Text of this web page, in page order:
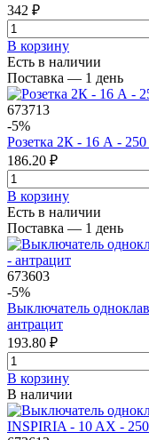
342 ₽
В корзинy
Есть в наличии
Поставка — 1 день
673713
-5%
Розетка 2К - 16 А -
186.20 ₽
В корзинy
Есть в наличии
Поставка — 1 день
673603
-5%
Выключатель
антрацит
193.80 ₽
В корзинy
В наличии